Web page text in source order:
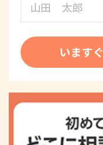
います